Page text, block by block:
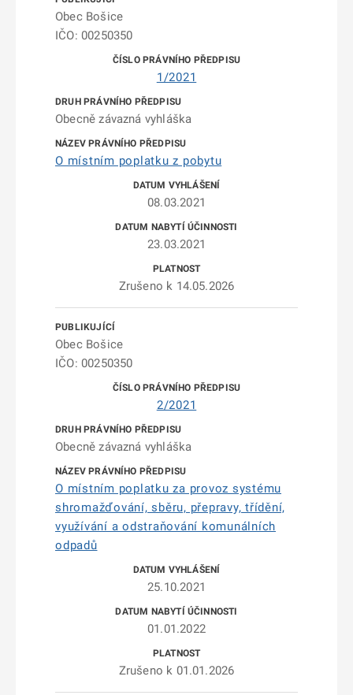
Obec Bošice
IČO: 00250350
1/2021
Obecně závazná vyhláška
O místním poplatku z pobytu
08.03.2021
23.03.2021
Zrušeno k 14.05.2026
Obec Bošice
IČO: 00250350
2/2021
Obecně závazná vyhláška
O místním poplatku za provoz systému
shromažďování, sběru, přepravy, třídění,
využívání a odstraňování komunálních
odpadů
25.10.2021
01.01.2022
Zrušeno k 01.01.2026